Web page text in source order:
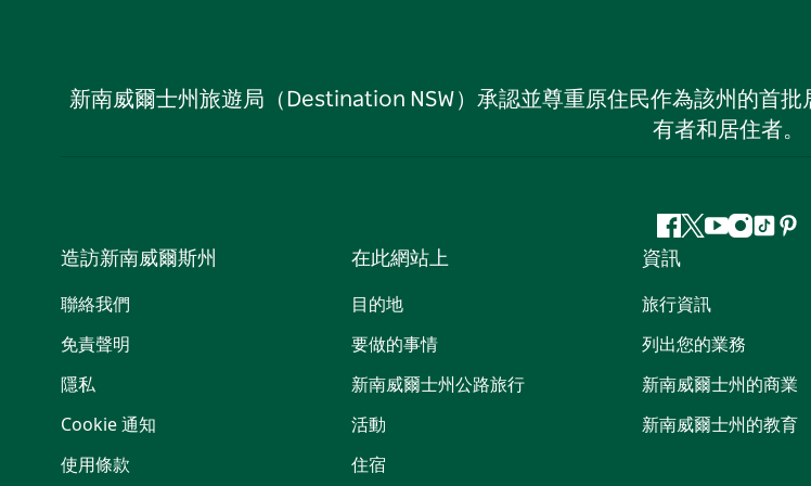
新南威爾士州旅遊局（Destination NSW）承認並尊重原住民作為該州的首
有者和居住者。
Facebook
嘰
喳
喳
Youtube
抖
造訪新南威爾斯州
聯絡我們
免責聲明
隱私
Cookie 通知
使用條款
在此網站上
目的地
要做的事情
新南威爾士州公路旅行
活動
住宿
資訊
旅行資訊
列出您的業務
新南威爾士州的商業
新南威爾士州的教育